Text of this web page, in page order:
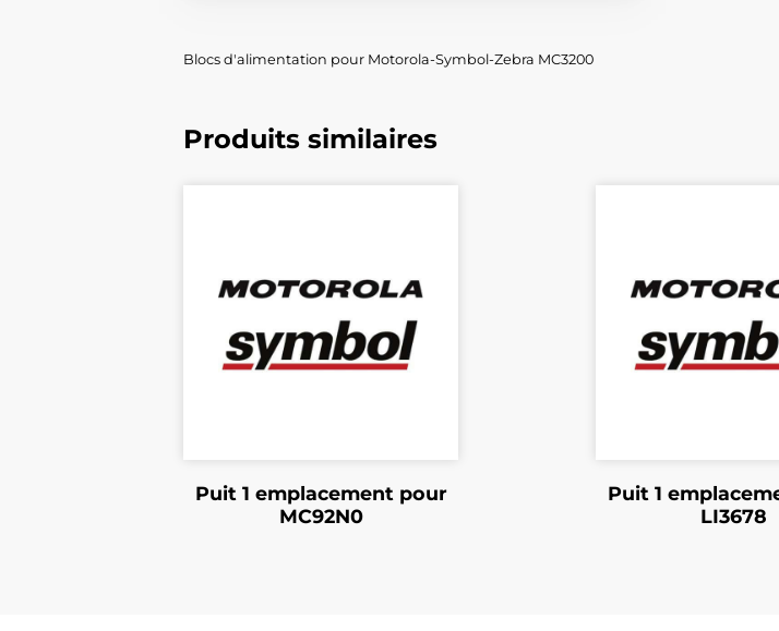
Blocs d'alimentation pour Motorola-Symbol-Zebra MC3200
Produits similaires
Puit 1 emplacement pour
MC92N0
Puit 1
LI3678